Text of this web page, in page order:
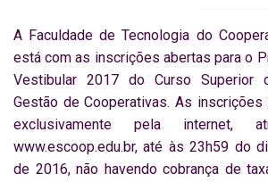
A Faculdade de Tecnologia do
está com as inscrições abertas para o
Vestibular 2017 do Curso Superior
Gestão de Cooperativas. As
exclusivamente pela internet,
www.escoop.edu.br, até às 23h59 do
de 2016, não havendo cobrança de